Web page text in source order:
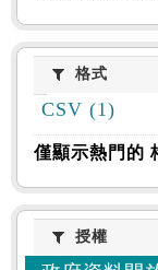
格式格式
CSV (1)
僅顯示熱門的
授權授權